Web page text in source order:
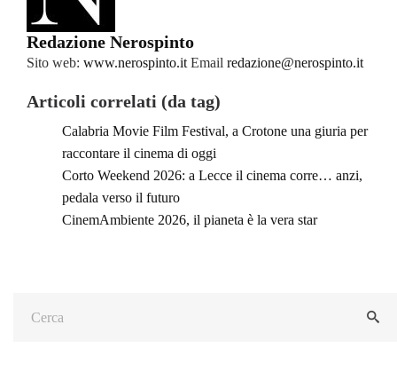
Redazione Nerospinto
Sito web: www.nerospinto.it Email redazione@nerospinto.it
Articoli correlati (da tag)
Calabria Movie Film Festival, a Crotone una giuria per
raccontare il cinema di oggi
Corto Weekend 2026: a Lecce il cinema corre… anzi,
pedala verso il futuro
CinemAmbiente 2026, il pianeta è la vera star